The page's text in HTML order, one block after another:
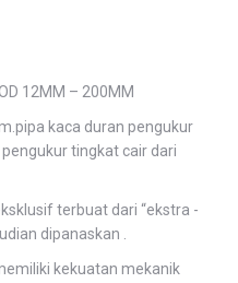
12MM – 200MM
kaca duran pengukur
tingkat cair dari
terbuat dari “ekstra -
dipanaskan .
kekuatan mekanik